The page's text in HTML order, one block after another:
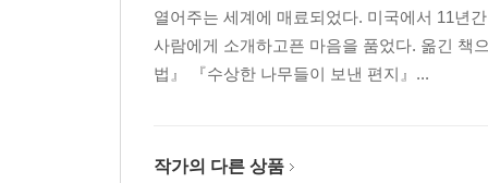
열어주는 세계에 매료되었다. 미국에서 11년
사람에게 소개하고픈 마음을 품었다. 옮긴 책
법』 『수상한 나무들이 보낸 편지』...
작가의 다른 상품